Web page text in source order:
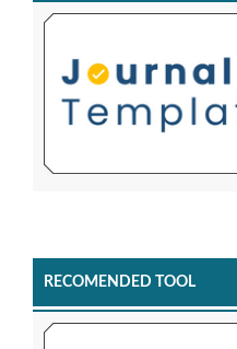
RECOMENDED TOOL